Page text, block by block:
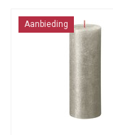
Aanbieding